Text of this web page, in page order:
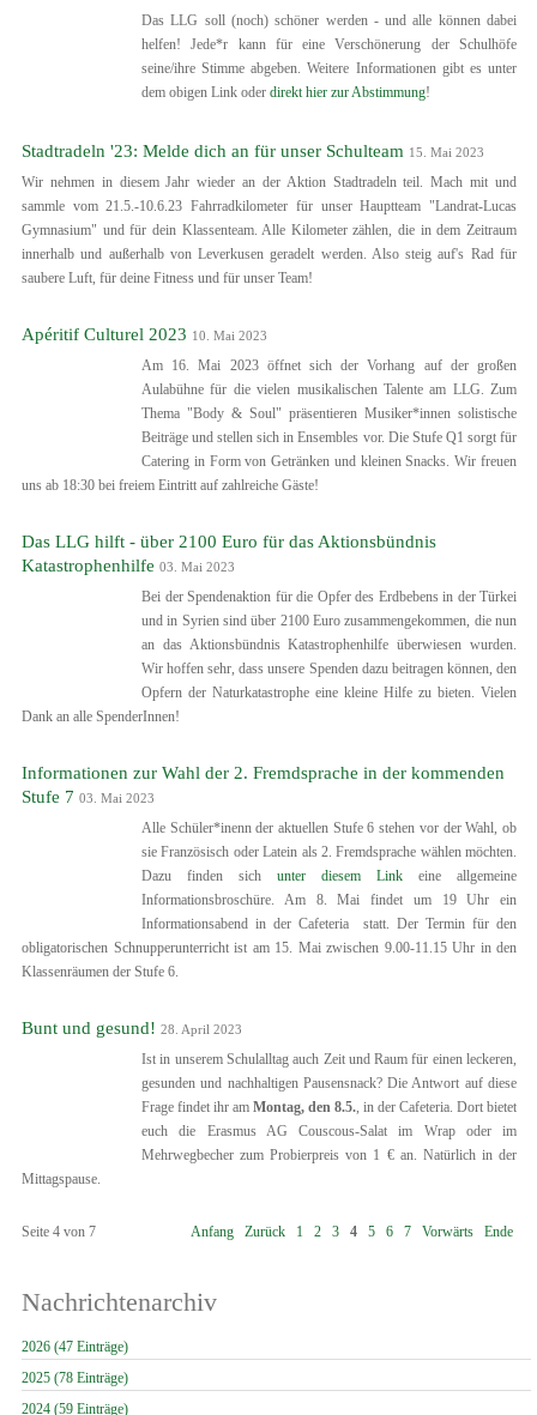
Das LLG soll (noch) schöner werden - und alle können dabei
helfen! Jede*r kann für eine Verschönerung der Schulhöfe
seine/ihre Stimme abgeben. Weitere Informationen gibt es unter
dem obigen Link oder direkt hier zur Abstimmung!
Stadtradeln '23: Melde dich an für unser Schulteam 15. Mai 2023
Wir nehmen in diesem Jahr wieder an der Aktion Stadtradeln teil. Mach mit und
sammle vom 21.5.-10.6.23 Fahrradkilometer für unser Hauptteam "Landrat-Lucas
Gymnasium" und für dein Klassenteam. Alle Kilometer zählen, die in dem Zeitraum
innerhalb und außerhalb von Leverkusen geradelt werden. Also steig auf's Rad für
saubere Luft, für deine Fitness und für unser Team!
Apéritif Culturel 2023 10. Mai 2023
Am 16. Mai 2023 öffnet sich der Vorhang auf der großen
Aulabühne für die vielen musikalischen Talente am LLG. Zum
Thema "Body & Soul" präsentieren Musiker*innen solistische
Beiträge und stellen sich in Ensembles vor. Die Stufe Q1 sorgt für
Catering in Form von Getränken und kleinen Snacks. Wir freuen
uns ab 18:30 bei freiem Eintritt auf zahlreiche Gäste!
Das LLG hilft - über 2100 Euro für das Aktionsbündnis
Katastrophenhilfe 03. Mai 2023
Bei der Spendenaktion für die Opfer des Erdbebens in der Türkei
und in Syrien sind über 2100 Euro zusammengekommen, die nun
an das Aktionsbündnis Katastrophenhilfe überwiesen wurden.
Wir hoffen sehr, dass unsere Spenden dazu beitragen können, den
Opfern der Naturkatastrophe eine kleine Hilfe zu bieten. Vielen
Dank an alle SpenderInnen!
Informationen zur Wahl der 2. Fremdsprache in der kommenden
Stufe 7 03. Mai 2023
Alle Schüler*inenn der aktuellen Stufe 6 stehen vor der Wahl, ob
sie Französisch oder Latein als 2. Fremdsprache wählen möchten.
Dazu finden sich unter diesem Link eine allgemeine
Informationsbroschüre. Am 8. Mai findet um 19 Uhr ein
Informationsabend in der Cafeteria statt. Der Termin für den
obligatorischen Schnupperunterricht ist am 15. Mai zwischen 9.00-11.15 Uhr in den
Klassenräumen der Stufe 6.
Bunt und gesund! 28. April 2023
Ist in unserem Schulalltag auch Zeit und Raum für einen leckeren,
gesunden und nachhaltigen Pausensnack? Die Antwort auf diese
Frage findet ihr am Montag, den 8.5., in der Cafeteria. Dort bietet
euch die Erasmus AG Couscous-Salat im Wrap oder im
Mehrwegbecher zum Probierpreis von 1 € an. Natürlich in der
Mittagspause.
Seite 4 von 7 Anfang Zurück 1 2 3 4 5 6 7 Vorwärts Ende
Nachrichtenarchiv
2026 (47 Einträge)
2025 (78 Einträge)
2024 (59 Einträge)